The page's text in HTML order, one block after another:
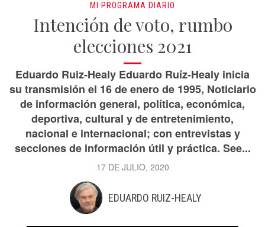
MI PROGRAMA DIARIO
Intención de voto, rumbo
elecciones 2021
Eduardo Ruiz-Healy Eduardo Ruíz-Healy inicia
su transmisión el 16 de enero de 1995, Noticiario
de información general, política, económica,
deportiva, cultural y de entretenimiento,
nacional e internacional; con entrevistas y
secciones de información útil y práctica. See...
17 DE JULIO, 2020
EDUARDO RUIZ-HEALY